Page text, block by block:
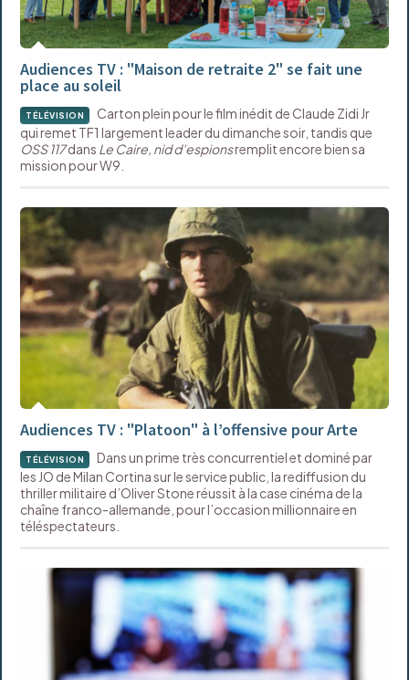
Audiences TV : "Maison de retraite 2" se fait une
place au soleil
TÉLÉVISION
Carton plein pour le film inédit de Claude Zidi Jr
qui remet TF1 largement leader du dimanche soir, tandis que
OSS 117dans Le Caire, nid d’espionsremplit encore bien sa
mission pour W9.
Audiences TV : "Platoon" à l’offensive pour Arte
TÉLÉVISION
Dans un prime très concurrentiel et dominé par
les JO de Milan Cortina sur le service public, la rediffusion du
thriller militaire d’Oliver Stone réussit à la case cinéma de la
chaîne franco-allemande, pour l’occasion millionnaire en
téléspectateurs.